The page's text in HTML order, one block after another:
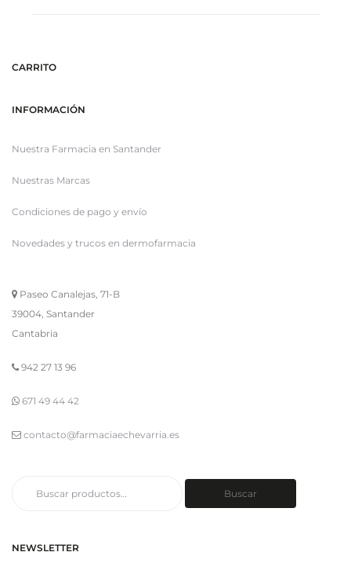
CARRITO
INFORMACIÓN
Nuestra Farmacia en Santander
Nuestras Marcas
Condiciones de pago y envío
Novedades y trucos en dermofarmacia
Paseo Canalejas, 71-B
39004, Santander
Cantabria
942 27 13 96
671 49 44 42
contacto@farmaciaechevarria.es
Buscar
NEWSLETTER